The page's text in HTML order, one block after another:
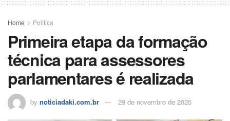
Home Política
Primeira etapa da formação
técnica para assessores
parlamentares é realizada
by noticiadaki.com.br 29 de novembro de 2025